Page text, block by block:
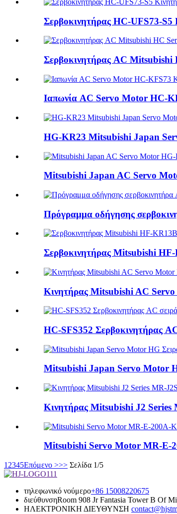
Σερβοκινητήρας HC-UFS73-
Σερβοκινητήρας AC Mitsubishi
Ιαπωνία AC Servo Motor HC-
HG-KR23 Mitsubishi Japan
Mitsubishi Japan AC Servo
Πρόγραμμα οδήγησης
Σερβοκινητήρας Mitsubishi
Κινητήρας Mitsubishi AC
HC-SFS352 Σερβοκινητήρας
Mitsubishi Japan Servo Motor
Κινητήρας Mitsubishi J2 Series
Mitsubishi Servo Motor MR-E-
1 2345Επόμενο >>> Σελίδα 1/5
τηλεφωνικό νούμερο+86 15008220675
διεύθυνσηRoom 908 Jr Fantasia Tower B Of
ΗΛΕΚΤΡΟΝΙΚΗ ΔΙΕΥΘΥΝΣΗ